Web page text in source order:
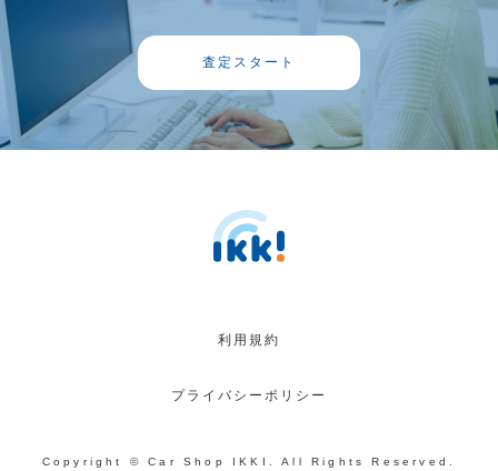
査定スタート
利用規約
プライバシーポリシー
Copyright © Car Shop IKKI. All Rights Reserved.